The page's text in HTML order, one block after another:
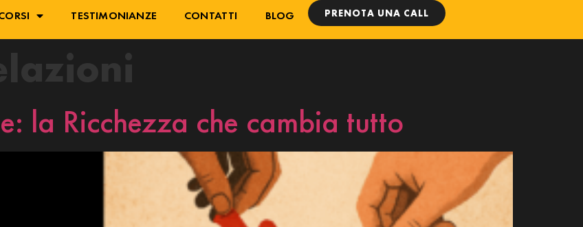
TESTIMONIANZE CONTATTI BLOG PRENOTA UNA CALL
la Ricchezza che cambia tutto